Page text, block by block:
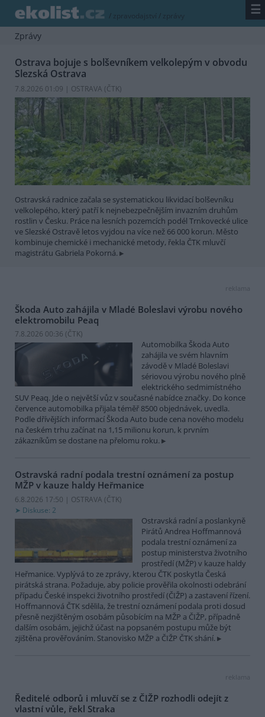
/ zpravodajství / zprávy ☰
Zprávy
Ostrava bojuje s bolševníkem velkolepým v obvodu
Slezská Ostrava
7.8.2026 01:09 | OSTRAVA (ČTK)
Ostravská radnice začala se systematickou likvidací bolševníku
velkolepého, který patří k nejnebezpečnějším invazním druhům
rostlin v Česku. Práce na lesních pozemcích podél Trnkovecké ulice
ve Slezské Ostravě letos vyjdou na více než 66 000 korun. Město
kombinuje chemické i mechanické metody, řekla ČTK mluvčí
magistrátu Gabriela Pokorná.
reklama
Škoda Auto zahájila v Mladé Boleslavi výrobu nového
elektromobilu Peaq
7.8.2026 00:36 (ČTK)
Automobilka Škoda Auto
zahájila ve svém hlavním
závodě v Mladé Boleslavi
sériovou výrobu nového plně
elektrického sedmimístného
SUV Peaq. Jde o největší vůz v současné nabídce značky. Do konce
července automobilka přijala téměř 8500 objednávek, uvedla.
Podle dřívějších informací Škoda Auto bude cena nového modelu
na českém trhu začínat na 1,15 milionu korun, k prvním
zákazníkům se dostane na přelomu roku.
Ostravská radní podala trestní oznámení za postup
MŽP v kauze haldy Heřmanice
6.8.2026 17:50 | OSTRAVA (ČTK)
Diskuse: 2
Ostravská radní a poslankyně
Pirátů Andrea Hoffmannová
podala trestní oznámení za
postup ministerstva životního
prostředí (MŽP) v kauze haldy
Heřmanice. Vyplývá to ze zprávy, kterou ČTK poskytla Česká
pirátská strana. Požaduje, aby policie prověřila okolnosti odebrání
případu České inspekci životního prostředí (ČIŽP) a zastavení řízení.
Hoffmannová ČTK sdělila, že trestní oznámení podala proti dosud
přesně nezjištěným osobám působícím na MŽP a ČIŽP, případně
dalším osobám, jejichž účast na popsaném postupu může být
zjištěna prověřováním. Stanovisko MŽP a ČIŽP ČTK shání.
reklama
Ředitelé odborů i mluvčí se z ČIŽP rozhodli odejít z
vlastní vůle, řekl Straka